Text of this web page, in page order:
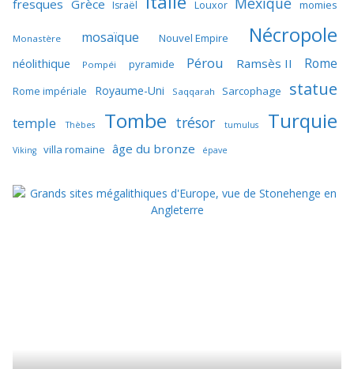
fresques Grèce Israël Louxor momies
Monastère mosaïque Nouvel Empire Nécropole
néolithique Pompéi pyramide Pérou Ramsès II Rome
Rome impériale Royaume-Uni Saqqarah Sarcophage statue
temple Thèbes Tombe trésor tumulus Turquie
Viking villa romaine âge du bronze épave